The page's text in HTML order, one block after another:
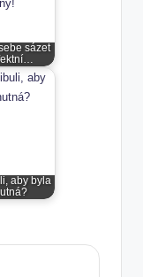
sázet
aby byla